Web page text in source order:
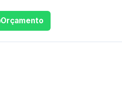
Orçamento